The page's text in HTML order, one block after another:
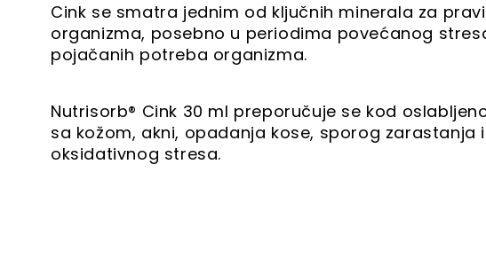
Cink se smatra jednim od ključnih minerala za
organizma, posebno u periodima povećanog
pojačanih potreba organizma.
Nutrisorb® Cink 30 ml preporučuje se kod
sa kožom, akni, opadanja kose, sporog zarastanja
oksidativnog stresa.